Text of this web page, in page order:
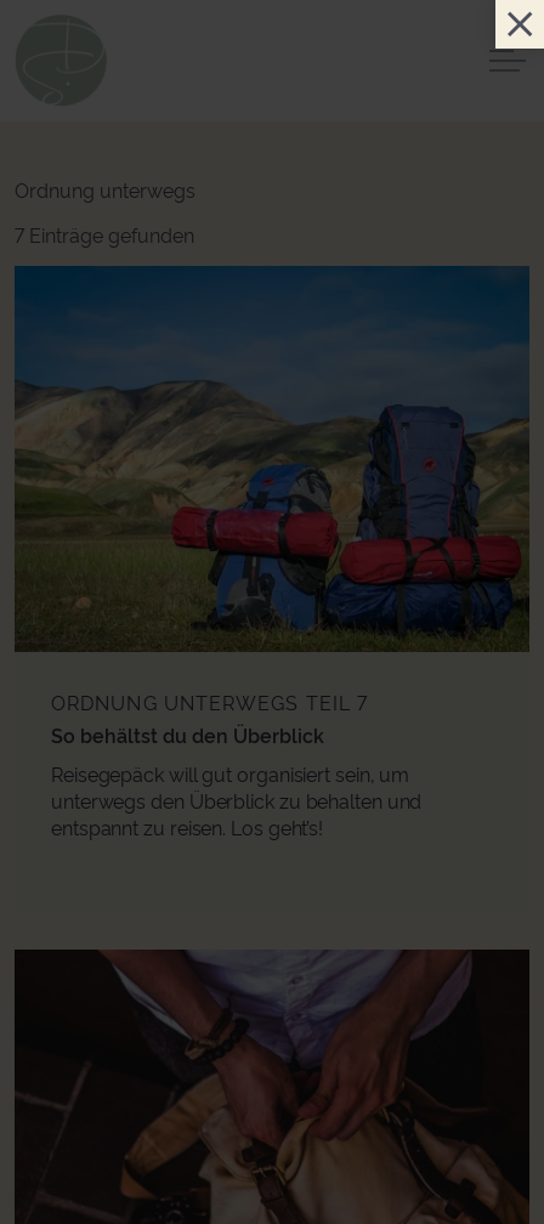
Ordnung unterwegs
7 Einträge gefunden
ORDNUNG UNTERWEGS TEIL 7
So behältst du den Überblick
Reisegepäck will gut organisiert sein, um
unterwegs den Überblick zu behalten und
entspannt zu reisen. Los geht’s!